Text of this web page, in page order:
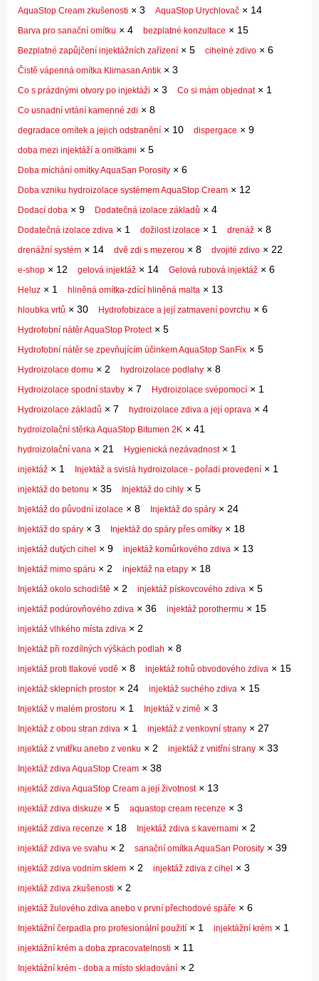
AquaStop Cream zkušenosti × 3 AquaStop Urychlovač × 14
Barva pro sanační omítku × 4 bezplatné konzultace × 15
Bezplatné zapůjčení injektážních zařízení × 5 cihelné zdivo × 6
Čistě vápenná omítka Klimasan Antik × 3
Co s prázdnými otvory po injektáži × 3 Co si mám objednat× 1
Co usnadní vrtání kamenné zdi × 8
degradace omítek a jejich odstranění × 10 dispergace × 9
doba mezi injektáží a omítkami × 5
Doba míchání omítky AquaSan Porosity × 6
Doba vzniku hydroizolace systémem AquaStop Cream × 12
Dodací doba × 9 Dodatečná izolace základů × 4
Dodatečná izolace zdiva × 1 dožilost izolace × 1 drenáž × 8
drenážní systém × 14 dvě zdi s mezerou × 8 dvojité zdivo × 22
e-shop × 12 gelová injektáž × 14 Gelová rubová injektáž × 6
Heluz × 1 hliněná omítka-zdící hliněná malta × 13
hloubka vrtů × 30 Hydrofobizace a její zatmavení povrchu × 6
Hydrofobní nátěr AquaStop Protect× 5
Hydrofobní nátěr se zpevňujícím účinkem AquaStop SanFix × 5
Hydroizolace domu × 2 hydroizolace podlahy × 8
Hydroizolace spodní stavby × 7 Hydroizolace svépomocí × 1
Hydroizolace základů × 7 hydroizolace zdiva a její oprava × 4
hydroizolační stěrka AquaStop Bitumen 2K × 41
hydroizolační vana × 21 Hygienická nezávadnost× 1
injektáž × 1 Injektáž a svislá hydroizolace - pořadí provedení × 1
injektáž do betonu × 35 Injektáž do cihly × 5
Injektáž do původní izolace × 8 Injektáž do spáry × 24
Injektáž do spáry × 3 Injektáž do spáry přes omítky × 18
injektáž dutých cihel × 9 injektáž komůrkového zdiva × 13
Injektáž mimo spáru × 2 injektáž na etapy × 18
Injektáž okolo schodiště × 2 injektáž pískovcového zdiva × 5
injektáž podúrovňového zdiva × 36 injektáž porothermu × 15
injektáž vlhkého místa zdiva × 2
Injektáž při rozdílných výškách podlah × 8
injektáž proti tlakové vodě × 8 injektáž rohů obvodového zdiva × 15
injektáž sklepních prostor × 24 injektáž suchého zdiva × 15
Injektáž v malém prostoru × 1 Injektáž v zimě × 3
Injektáž z obou stran zdiva × 1 injektáž z venkovní strany × 27
injektáž z vnitřku anebo z venku × 2 injektáž z vnitřní strany × 33
Injektáž zdiva AquaStop Cream × 38
injektáž zdiva AquaStop Cream a její životnost× 13
injektáž zdiva diskuze × 5 aquastop cream recenze × 3
injektáž zdiva recenze × 18 Injektáž zdiva s kavernami × 2
injektáž zdiva ve svahu × 2 sanační omítka AquaSan Porosity × 39
injektáž zdiva vodním sklem × 2 injektáž zdiva z cihel × 3
injektáž zdiva zkušenosti × 2
injektáž žulového zdiva anebo v první přechodové spáře × 6
Injektážní čerpadla pro profesionální použití × 1 injektážní krém × 1
injektážní krém a doba zpracovatelnosti × 11
Injektážní krém - doba a místo skladování × 2